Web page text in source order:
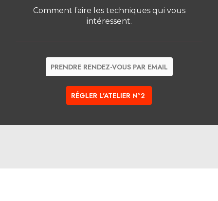
Comment faire les techniques qui vous
intéressent.
PRENDRE RENDEZ-VOUS PAR EMAIL
RÉGLER L'ATELIER N°2